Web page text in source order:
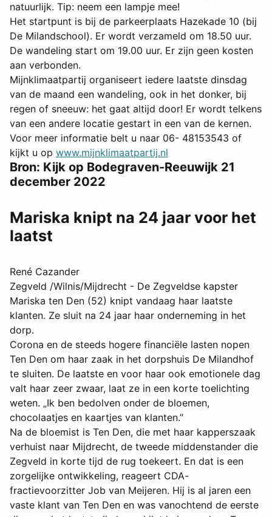
natuurlijk. Tip: neem een lampje mee!
Het startpunt is bij de parkeerplaats Hazekade 10 (bij
De Milandschool). Er wordt verzameld om 18.50 uur.
De wandeling start om 19.00 uur. Er zijn geen kosten
aan verbonden.
Mijnklimaatpartij organiseert iedere laatste dinsdag
van de maand een wandeling, ook in het donker, bij
regen of sneeuw: het gaat altijd door! Er wordt telkens
van een andere locatie gestart in een van de kernen.
Voor meer informatie belt u naar 06- 48153543 of
kijkt u op www.mijnklimaatpartij.nl
Bron: Kijk op Bodegraven-Reeuwijk 21
december 2022
Mariska knipt na 24 jaar voor het
laatst
René Cazander
Zegveld /Wilnis/Mijdrecht - De Zegveldse kapster
Mariska ten Den (52) knipt vandaag haar laatste
klanten. Ze sluit na 24 jaar haar onderneming in het
dorp.
Corona en de steeds hogere financiële lasten nopen
Ten Den om haar zaak in het dorpshuis De Milandhof
te sluiten. De laatste en voor haar ook emotionele dag
valt haar zeer zwaar, laat ze in een korte toelichting
weten. „Ik ben bedolven onder de bloemen,
chocolaatjes en kaartjes van klanten.”
Na de bloemist is Ten Den, die met haar kapperszaak
verhuist naar Mijdrecht, de tweede middenstander die
Zegveld in korte tijd de rug toekeert. En dat is een
zorgelijke ontwikkeling, reageert CDA-
fractievoorzitter Job van Meijeren. Hij is al jaren een
vaste klant van Ten Den en was vanochtend de eerste